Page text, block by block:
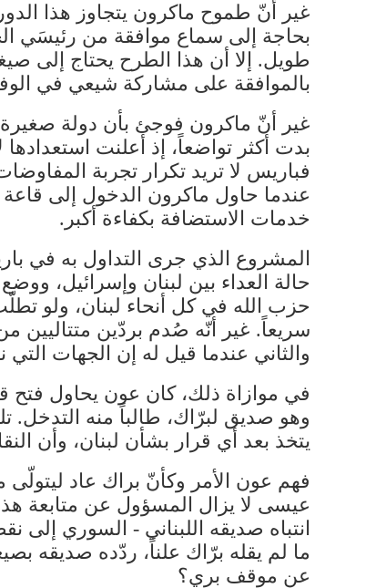
غير أنّ طموح ماكرون يتجاوز هذا
بحاجة إلى سماع موافقة من رئيسَي
طويل. إلا أن هذا الطرح يحتاج إلى
بالموافقة على مشاركة شيعي في
غير أنّ ماكرون فوجئ بأن دولة
بدت أكثر تواضعاً، إذ أعلنت
فباريس لا تريد تكرار تجربة
عندما حاول ماكرون الدخول إلى
خدمات الاستضافة بكفاءة أكبر.
المشروع الذي جرى التداول به في
حالة العداء بين لبنان وإسرائيل،
حزب الله في كل أنحاء لبنان، ولو
سريعاً. غير أنّه صُدم بردّين متتاليين
والثاني عندما قيل له إن الجهات التي
في موازاة ذلك، كان عون يحاول فتح
وهو صديق لبرّاك، طالباً منه التدخل.
يتخذ بعد أي قرار بشأن لبنان، وأن
فهم عون الأمر وكأنّ براك عاد
عيسى لا يزال المسؤول عن متابعة
انتباه صديقه اللبناني - السوري
ما لم يقله برّاك علناً، ردّده صديقه
عن موقف بري؟